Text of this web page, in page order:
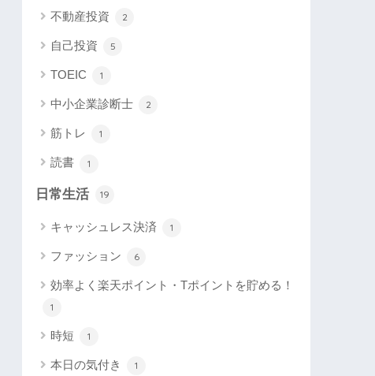
不動産投資 2
自己投資 5
TOEIC 1
中小企業診断士 2
筋トレ 1
読書 1
日常生活 19
キャッシュレス決済 1
ファッション 6
効率よく楽天ポイント・Tポイントを貯める！
1
時短 1
本日の気付き 1